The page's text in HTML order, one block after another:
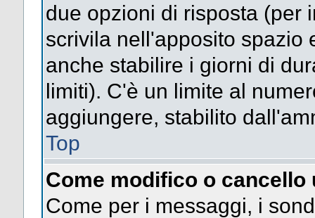
due opzioni di risposta (per
scrivila nell'apposito spazio
anche stabilire i giorni di
limiti). C'è un limite al
aggiungere, stabilito
Top
Come modifico o cancello
Come per i messaggi, i